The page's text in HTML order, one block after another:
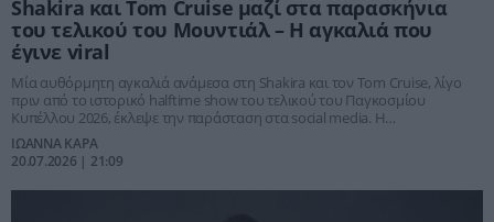
Shakira και Tom Cruise μαζί στα παρασκήνια
του τελικού του Μουντιάλ – Η αγκαλιά που
έγινε viral
Μία αυθόρμητη αγκαλιά ανάμεσα στη Shakira και τον Tom Cruise, λίγο
πριν από το ιστορικό halftime show του τελικού του Παγκοσμίου
Κυπέλλου 2026, έκλεψε την παράσταση στα social media. Η
τραγουδίστρια μοιράστηκε τη στιγμή με τους θαυμαστές της,
προκαλώντας χιλιάδες αντιδράσεις.
ΙΩΑΝΝΑ ΚΑΡΑ
20.07.2026 | 21:09